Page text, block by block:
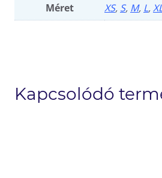
Méret
XS, S, M, L,
Kapcsolódó